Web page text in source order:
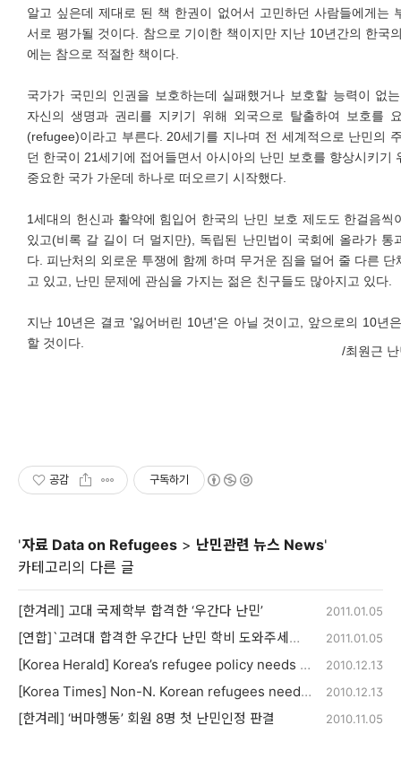
알고 싶은데 제대로 된 책 한권이 없어서 고민하던 사람들에게는
서로 평가될 것이다. 참으로 기이한 책이지만 지난 10년간의 한국
에는 참으로 적절한 책이다.
국가가 국민의 인권을 보호하는데 실패했거나 보호할 능력이 없
자신의 생명과 권리를 지키기 위해 외국으로 탈출하여 보호를
(refugee)이라고 부른다. 20세기를 지나며 전 세계적으로 난민의
던 한국이 21세기에 접어들면서 아시아의 난민 보호를 향상시키기
중요한 국가 가운데 하나로 떠오르기 시작했다.
1세대의 헌신과 활약에 힘입어 한국의 난민 보호 제도도 한걸음씩
있고(비록 갈 길이 더 멀지만), 독립된 난민법이 국회에 올라가 통
다. 피난처의 외로운 투쟁에 함께 하며 무거운 짐을 덜어 줄 다른 단
고 있고, 난민 문제에 관심을 가지는 젊은 친구들도 많아지고 있다.
지난 10년은 결코 '잃어버린 10년'은 아닐 것이고, 앞으로의 10년
할 것이다.
/최원근
공감 구독하기
'자료 Data on Refugees > 난민관련 뉴스 News'
카테고리의 다른 글
[한겨레] 고대 국제학부 합격한 ‘우간다 난민’ 2011.01.05
[연합]`고려대 합격한 우간다 난민 학비 도와주세요" 2011.01.05
[Korea Herald] Korea’s refugee policy needs improvement 2010.12.13
[Korea Times] Non-N. Korean refugees need proper state support 2010.12.13
[한겨레] ‘버마행동’ 회원 8명 첫 난민인정 판결 2010.11.05